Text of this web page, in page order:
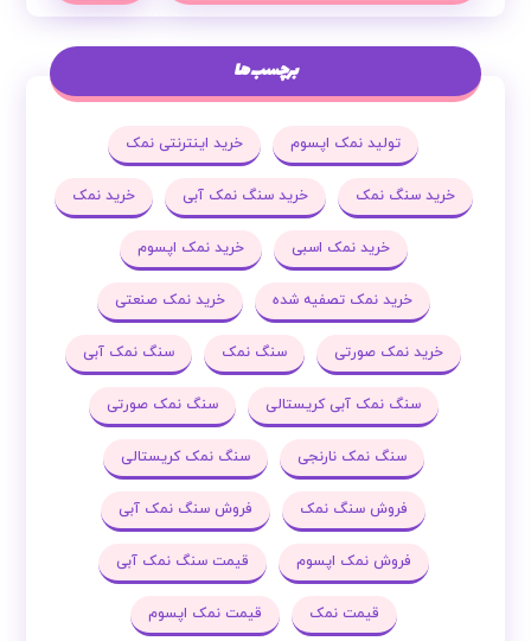
برچسب ها
تولید نمک اپسوم خرید اینترنتی نمک
خرید سنگ نمک خرید سنگ نمک آبی خرید نمک
خرید نمک اسبی خرید نمک اپسوم
خرید نمک تصفیه شده خرید نمک صنعتی
خرید نمک صورتی سنگ نمک سنگ نمک آبی
سنگ نمک آبی کریستالی سنگ نمک صورتی
سنگ نمک نارنجی سنگ نمک کریستالی
فروش سنگ نمک فروش سنگ نمک آبی
فروش نمک اپسوم قیمت سنگ نمک آبی
قیمت نمک قیمت نمک اپسوم